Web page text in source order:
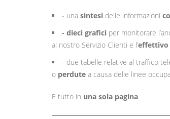
- una sintesi delle informazioni
- dieci grafici per monitorare
al nostro Servizio Clienti e l’effettivo
- due tabelle relative al traffico
o perdute a causa delle linee
E tutto in una sola pagina.